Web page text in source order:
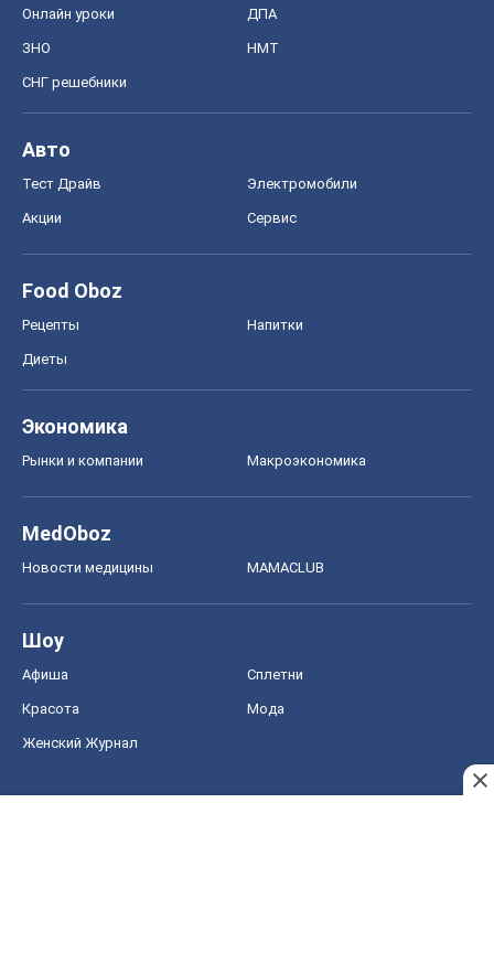
Онлайн уроки ДПА
ЗНО НМТ
СНГ решебники
Авто
Тест Драйв Электромобили
Акции Сервис
Food Oboz
Рецепты Напитки
Диеты
Экономика
Рынки и компании Mакроэкономика
MedOboz
Новости медицины MAMACLUB
Шоу
Афиша Сплетни
Красота Мода
Женский Журнал